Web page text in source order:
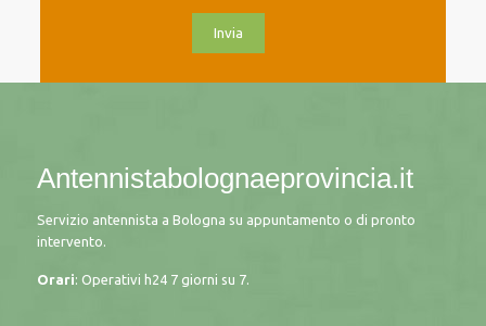
Antennistabolognaeprovincia.it
Servizio antennista a Bologna su appuntamento o di pronto
intervento.
Orari: Operativi h24 7 giorni su 7.